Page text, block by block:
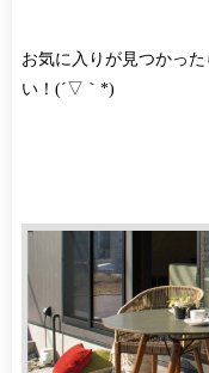
お気に入りが見つかっ
い！(´▽｀*)